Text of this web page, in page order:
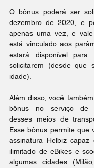
O bônus poderá ser
dezembro de 2020, e
apenas uma vez, e
está vinculado aos
estará disponível
solicitarem (desde que
idade).
Além disso, você
bônus no serviço de
desses meios de
Esse bônus permite que
assinatura Helbiz
ilimitado de eBikes e
algumas cidades